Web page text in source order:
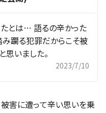
とは… 語るの辛かった
み躙る犯罪だからこそ被
いました。
2023/7/10
害に遭って辛い思いを乗